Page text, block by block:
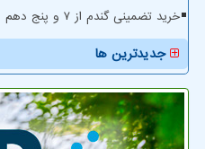
خرید تضمینی گندم از ۷ و پنج دهم میلیون تن گذشت
جدیدترین ها